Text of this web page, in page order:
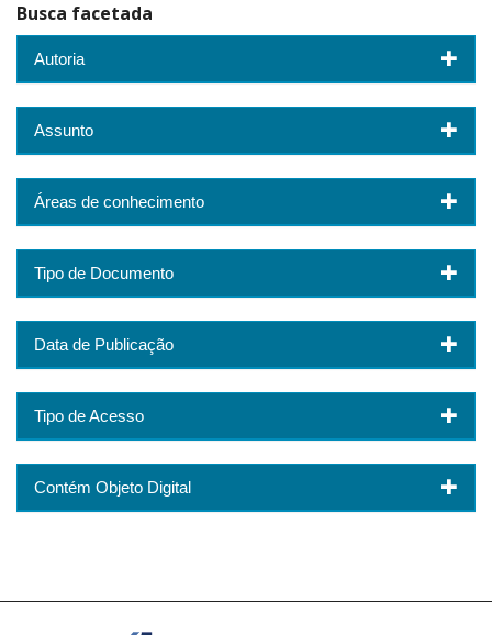
Busca facetada
Autoria
Assunto
Áreas de conhecimento
Tipo de Documento
Data de Publicação
Tipo de Acesso
Contém Objeto Digital